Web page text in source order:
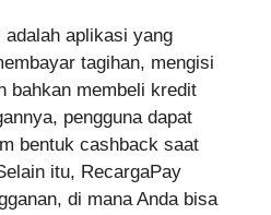
adalah aplikasi yang
tagihan, mengisi
bahkan membeli kredit
pengguna dapat
bentuk cashback saat
itu, RecargaPay
di mana Anda bisa